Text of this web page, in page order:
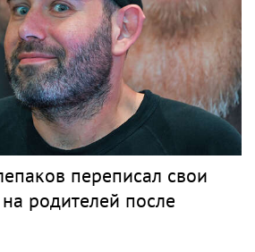
переписал свои
родителей после